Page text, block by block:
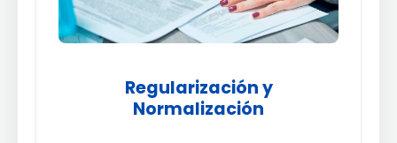
Regularización y
Normalización